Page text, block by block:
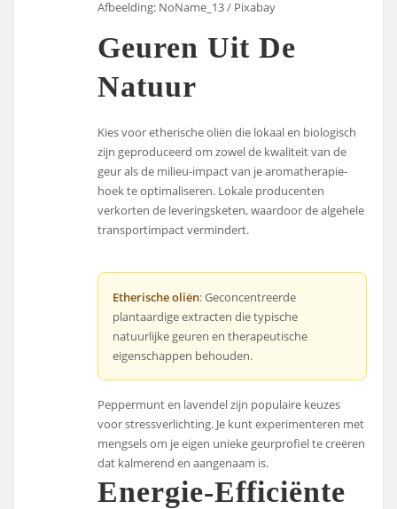
Afbeelding: NoName_13 / Pixabay
Geuren Uit De
Natuur
Kies voor etherische oliën die lokaal en biologisch
zijn geproduceerd om zowel de kwaliteit van de
geur als de milieu-impact van je aromatherapie-
hoek te optimaliseren. Lokale producenten
verkorten de leveringsketen, waardoor de algehele
transportimpact vermindert.
Etherische oliën: Geconcentreerde
plantaardige extracten die typische
natuurlijke geuren en therapeutische
eigenschappen behouden.
Peppermunt en lavendel zijn populaire keuzes
voor stressverlichting. Je kunt experimenteren met
mengsels om je eigen unieke geurprofiel te creëren
dat kalmerend en aangenaam is.
Energie-Efficiënte